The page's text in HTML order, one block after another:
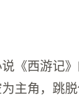
《西游记
主角，跳